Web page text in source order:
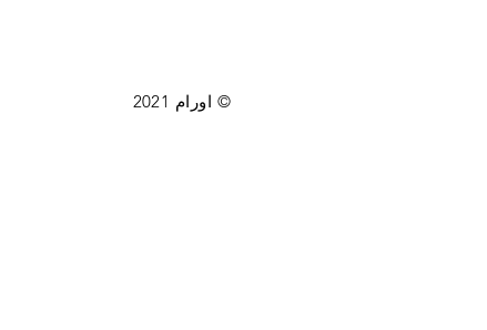
© اورام 2021